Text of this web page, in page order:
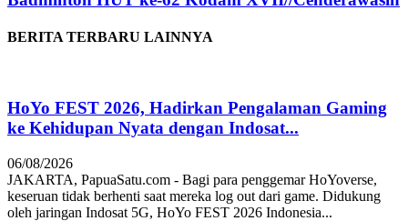
BERITA TERBARU LAINNYA
HoYo FEST 2026, Hadirkan Pengalaman Gaming
ke Kehidupan Nyata dengan Indosat...
06/08/2026
JAKARTA, PapuaSatu.com - Bagi para penggemar HoYoverse,
keseruan tidak berhenti saat mereka log out dari game. Didukung
oleh jaringan Indosat 5G, HoYo FEST 2026 Indonesia...